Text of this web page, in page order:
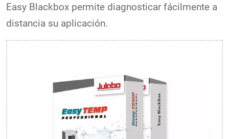
Easy Blackbox permite diagnosticar fácilmente a
distancia su aplicación.